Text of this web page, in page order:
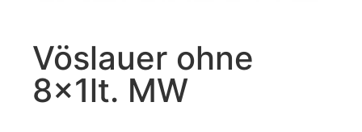
Vöslauer ohne
8x1lt. MW